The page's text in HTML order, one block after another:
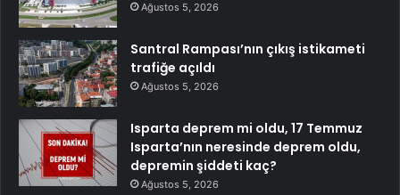
Ağustos 5, 2026
Santral Rampası’nın çıkış istikameti
trafiğe açıldı
Ağustos 5, 2026
Isparta deprem mi oldu, 17 Temmuz
Isparta’nın neresinde deprem oldu,
depremin şiddeti kaç?
Ağustos 5, 2026